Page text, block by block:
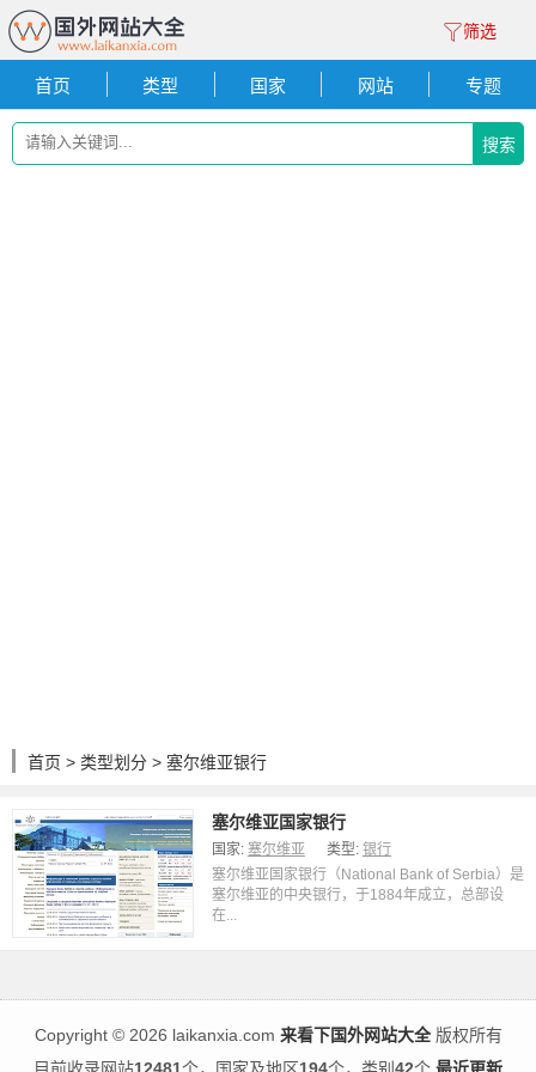
筛选
首页 类型 国家 网站 专题
搜索
首页 > 类型划分 > 塞尔维亚银行
塞尔维亚国家银行
国家: 塞尔维亚 类型: 银行
塞尔维亚国家银行（National Bank of Serbia）是
塞尔维亚的中央银行，于1884年成立，总部设
在...
Copyright ©2026 laikanxia.com 来看下国外网站大全版权所有